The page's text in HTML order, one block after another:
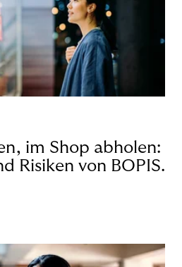
im Shop abholen:
Risiken von BOPIS.